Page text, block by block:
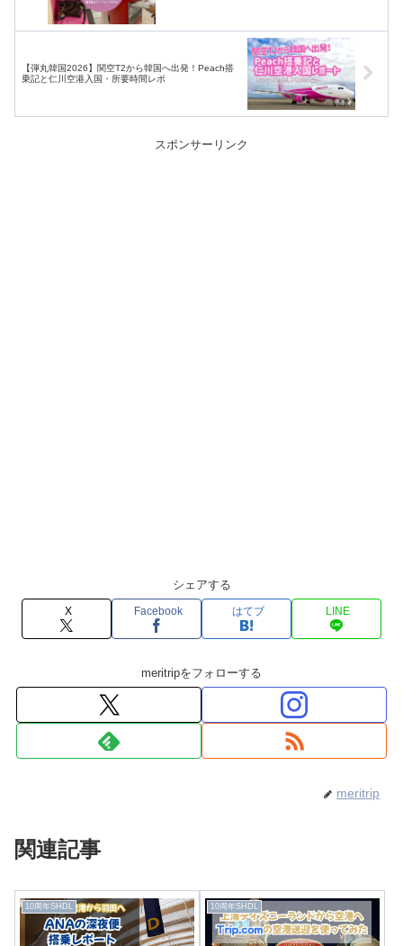
【弾丸韓国2026】関空T2から韓国へ出発！Peach搭
乗記と仁川空港入国・所要時間レポ
スポンサーリンク
シェアする
X Facebook はてブ LINE
meritripをフォローする
meritrip
関連記事
10周年SHDL 10周年SHDL